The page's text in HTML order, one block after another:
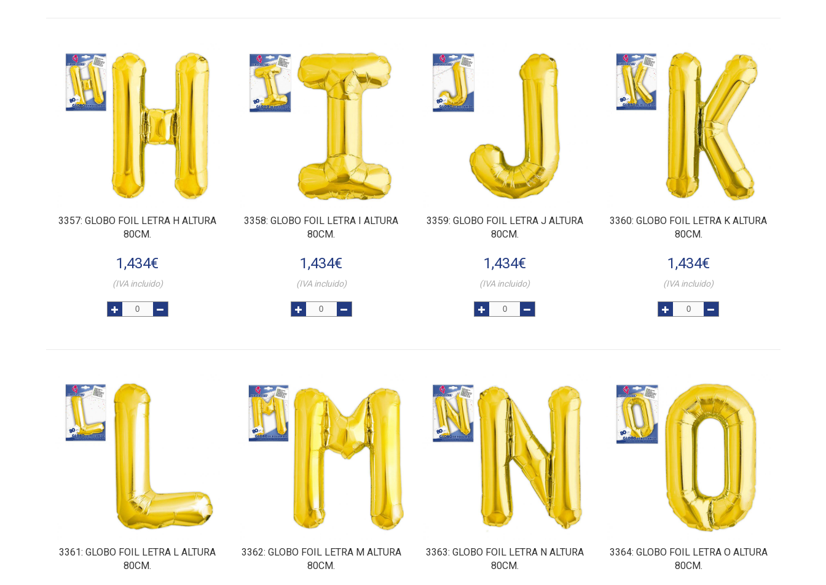
3357: GLOBO FOIL LETRA H ALTURA
80CM.
1,434€
(IVA incluido)
3358: GLOBO FOIL LETRA I ALTURA
80CM.
1,434€
(IVA incluido)
3359: GLOBO FOIL LETRA J ALTURA
80CM.
1,434€
(IVA incluido)
3360: GLOBO FOIL LETRA K ALTURA
80CM.
1,434€
(IVA incluido)
3361: GLOBO FOIL LETRA L ALTURA
80CM.
3362: GLOBO FOIL LETRA M ALTURA
80CM.
3363: GLOBO FOIL LETRA N ALTURA
80CM.
3364: GLOBO FOIL LETRA O ALTURA
80CM.